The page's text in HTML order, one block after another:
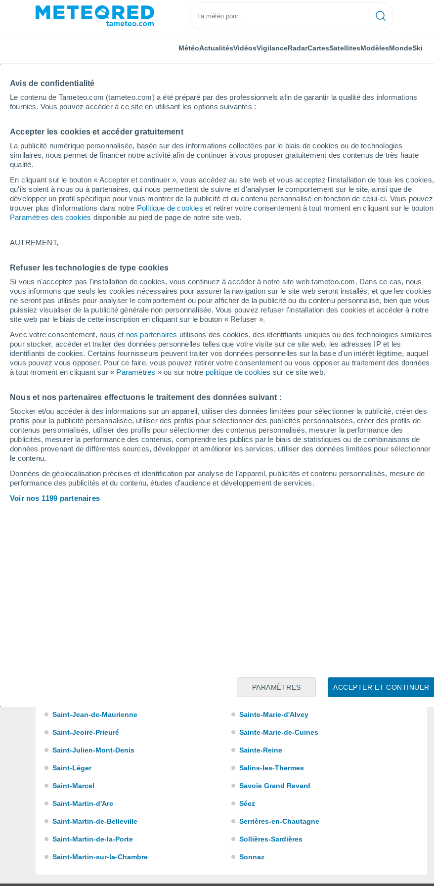
Avis de confidentialité
Le contenu de Tameteo.com (tameteo.com) a été préparé par des professionnels afin de garantir la qualité des informations
fournies. Vous pouvez accéder à ce site en utilisant les options suivantes :
Accepter les cookies et accéder gratuitement
La publicité numérique personnalisée, basée sur des informations collectées par le biais de cookies ou de technologies
similaires, nous permet de financer notre activité afin de continuer à vous proposer gratuitement des contenus de très haute
qualité.
En cliquant sur le bouton « Accepter et continuer », vous accédez au site web et vous acceptez l'installation de tous les cookies,
qu'ils soient à nous ou à partenaires, qui nous permettent de suivre et d'analyser le comportement sur le site, ainsi que de
développer un profil spécifique pour vous montrer de la publicité et du contenu personnalisé en fonction de celui-ci. Vous pouvez
trouver plus d'informations dans notre Politique de cookies et retirer votre consentement à tout moment en cliquant sur le bouton
Paramètres des cookies disponible au pied de page de notre site web.
AUTREMENT,
Refuser les technologies de type cookies
Si vous n'acceptez pas l'installation de cookies, vous continuez à accéder à notre site web tameteo.com. Dans ce cas, nous
vous informons que seuls les cookies nécessaires pour assurer la navigation sur le site web seront installés, et que les cookies
ne seront pas utilisés pour analyser le comportement ou pour afficher de la publicité ou du contenu personnalisé, bien que vous
puissiez visualiser de la publicité générale non personnalisée. Vous pouvez refuser l'installation des cookies et accéder à notre
site web par le biais de cette inscription en cliquant sur le bouton « Refuser ».
Avec votre consentement, nous et nos partenaires utilisons des cookies, des identifiants uniques ou des technologies similaires
pour stocker, accéder et traiter des données personnelles telles que votre visite sur ce site web, les adresses IP et les
identifiants de cookies. Certains fournisseurs peuvent traiter vos données personnelles sur la base d'un intérêt légitime, auquel
vous pouvez vous opposer. Pour ce faire, vous pouvez retirer votre consentement ou vous opposer au traitement des données
à tout moment en cliquant sur « Paramètres » ou sur notre politique de cookies sur ce site web.
Nous et nos partenaires effectuons le traitement des données suivant :
Stocker et/ou accéder à des informations sur un appareil, utiliser des données limitées pour sélectionner la publicité, créer des
profils pour la publicité personnalisée, utiliser des profils pour sélectionner des publicités personnalisées, créer des profils de
contenus personnalisés, utiliser des profils pour sélectionner des contenus personnalisés, mesurer la performance des
publicités, mesurer la performance des contenus, comprendre les publics par le biais de statistiques ou de combinaisons de
données provenant de différentes sources, développer et améliorer les services, utiliser des données limitées pour sélectionner
le contenu.
Données de géolocalisation précises et identification par analyse de l’appareil, publicités et contenu personnalisés, mesure de
performance des publicités et du contenu, études d’audience et développement de services.
Voir nos 1199 partenaires
ACCEPTER ET CONTINUER
PARAMÈTRES
MétéoActualitésVidéosVigilanceRadarCartesSatellitesModèlesMondeSki
Accueil Auvergne-Rhône-Alpes Savoie
La météo dans toutes les localités de la Savoie
Toutes les localités de la Savoie
A - B C - J L M - R S T - Y
Saint-Alban-des-Hurtières
Saint-Alban-des-Villards
Saint-Alban-Leysse
Saint-André
Saint-Avre
Saint-Baldoph
Saint-Béron
Saint-Bon-Tarentaise
Saint-Cassin
Saint-Christophe
Saint-Colomban-des-Villards
Saint-Franc
Saint-François-de-Sales
Saint-Jean-de-Maurienne
Saint-Jeoire-Prieuré
Saint-Julien-Mont-Denis
Saint-Léger
Saint-Marcel
Saint-Martin-d'Arc
Saint-Martin-de-Belleville
Saint-Martin-de-la-Porte
Saint-Martin-sur-la-Chambre
Saint-Nicolas-la-Chapelle
Saint-Offenge-Dessous
Saint-Offenge-Dessus
Saint-Ours
Saint-Oyen
Saint-Pancrace
Saint-Pancrace les Bottières
Saint-Paul
Saint-Paul-sur-Isère
Saint-Pierre-d'Albigny
Saint-Pierre-d'Entremont
Sainte-Hélène-du-Lac
Sainte-Hélène-sur-Isère
Sainte-Marie-d'Alvey
Sainte-Marie-de-Cuines
Sainte-Reine
Salins-les-Thermes
Savoie Grand Revard
Séez
Serrières-en-Chautagne
Sollières-Sardières
Sonnaz